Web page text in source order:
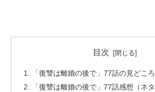
目次
「復讐は離婚の後で」77話の見どこ
「復讐は離婚の後で」77話感想（ネタ